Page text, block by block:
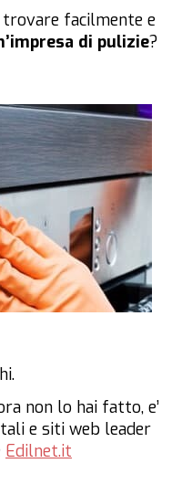
facilmente e
di pulizie?
non lo hai fatto, e’
e siti web leader
Edilnet.it